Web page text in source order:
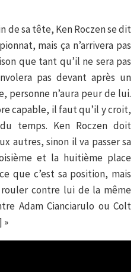
de sa tête, Ken Roczen se dit
mais ça n’arrivera pas
que tant qu’il ne sera pas
pas devant après un
personne n’aura peur de lui.
capable, il faut qu’il y croit,
temps. Ken Roczen doit
autres, sinon il va passer sa
et la huitième place
que c’est sa position, mais
contre lui de la même
Adam Cianciarulo ou Colt
»